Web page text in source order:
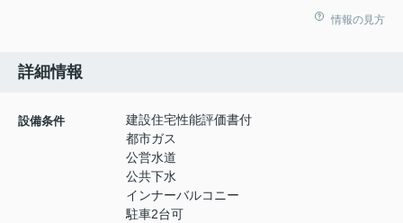
情報の見方
詳細情報
設備条件
建設住宅性能評価書付
都市ガス
公営水道
公共下水
インナーバルコニー
駐車2台可